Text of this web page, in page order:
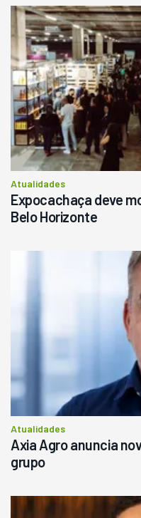
Usado
Pá Carregadeira
Ano 1987
Londrina
R$ 145.000
Consultar
Atualidades
Expocachaça deve
Belo Horizonte
Atualidades
Axia Agro anuncia
grupo